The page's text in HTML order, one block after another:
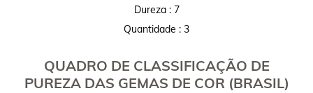
Dureza : 7
Quantidade : 3
QUADRO DE CLASSIFICAÇÃO DE
PUREZA DAS GEMAS DE COR (BRASIL)